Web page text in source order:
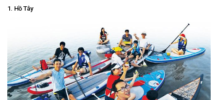
1. Hồ Tây